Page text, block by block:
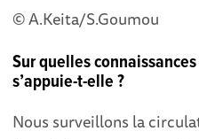
© A.Keita/S.Goumou
Sur quelles
s’appuie-t-elle ?
Nous surveillons la